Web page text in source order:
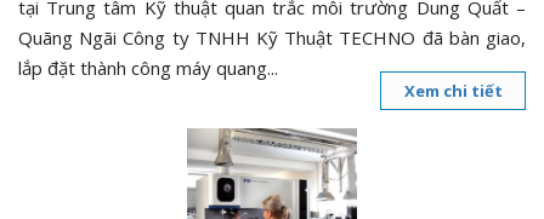
tại Trung tâm Kỹ thuật quan trắc môi trường Dung Quất –
Quãng Ngãi Công ty TNHH Kỹ Thuật TECHNO đã bàn giao,
lắp đặt thành công máy quang...
Xem chi tiết